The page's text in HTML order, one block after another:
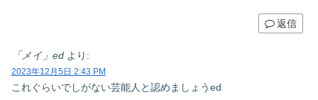
返信
「メイ」ed より:
2023年12月5日 2:43 PM
これぐらいでしがない芸能人と認めましょうed